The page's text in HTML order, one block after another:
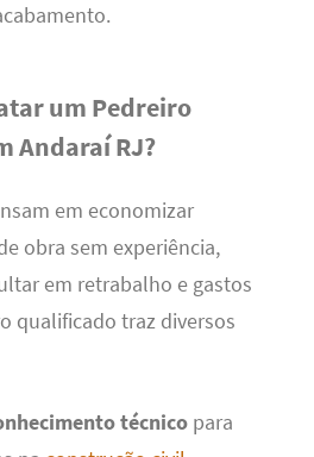
um Pedreiro
Andaraí RJ?
em economizar
obra sem experiência,
em retrabalho e gastos
qualificado traz diversos
técnicopara